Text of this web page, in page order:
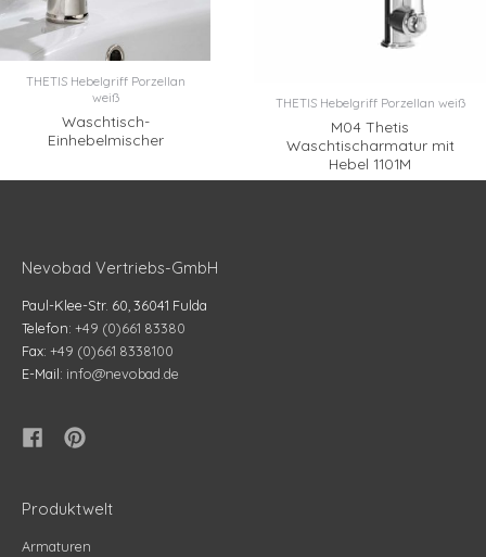
THETIS Hebelgriff Porzellan
weiß
Waschtisch-
Einhebelmischer
THETIS Hebelgriff Porzellan weiß
M04 Thetis
Waschtischarmatur mit
Hebel 1101M
Nevobad Vertriebs-GmbH
Paul-Klee-Str. 60, 36041 Fulda
Telefon: +49 (0)661 83380
Fax: +49 (0)661 8338100
E-Mail: info@nevobad.de
Produktwelt
Armaturen